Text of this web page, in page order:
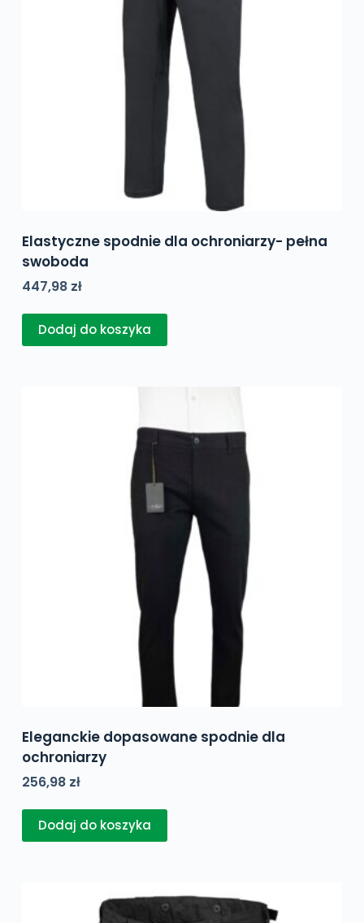
Elastyczne spodnie dla ochroniarzy- pełna
swoboda
447,98 zł
Dodaj do koszyka
Eleganckie dopasowane spodnie dla
ochroniarzy
256,98 zł
Dodaj do koszyka